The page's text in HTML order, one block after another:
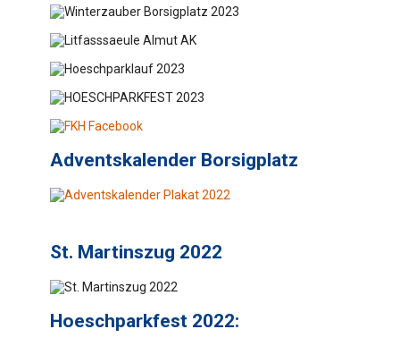
Adventskalender Borsigplatz
St. Martinszug 2022
Hoeschparkfest 2022: